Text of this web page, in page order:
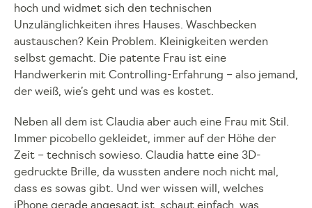
hoch und widmet sich den technischen
Unzulänglichkeiten ihres Hauses. Waschbecken
austauschen? Kein Problem. Kleinigkeiten werden
selbst gemacht. Die patente Frau ist eine
Handwerkerin mit Controlling-Erfahrung – also jemand,
der weiß, wie’s geht und was es kostet.
Neben all dem ist Claudia aber auch eine Frau mit Stil.
Immer picobello gekleidet, immer auf der Höhe der
Zeit – technisch sowieso. Claudia hatte eine 3D-
gedruckte Brille, da wussten andere noch nicht mal,
dass es sowas gibt. Und wer wissen will, welches